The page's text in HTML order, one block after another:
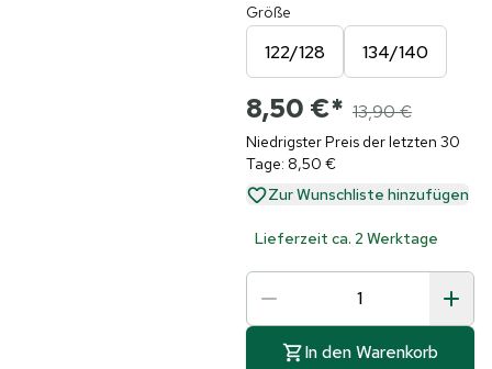
Größe
122/128 134/140
8,50 €* 13,90 €
Niedrigster Preis der letzten 30
Tage: 8,50 €
Zur Wunschliste hinzufügen
Lieferzeit ca. 2 Werktage
In den Warenkorb